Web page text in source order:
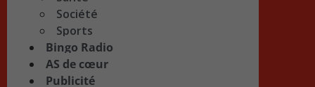
Société
Sports
Bingo Radio
AS de cœur
Publicité